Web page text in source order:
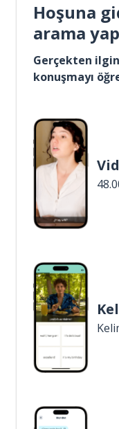
Hoşuna
arama yap
Gerçekten
konuşmayı